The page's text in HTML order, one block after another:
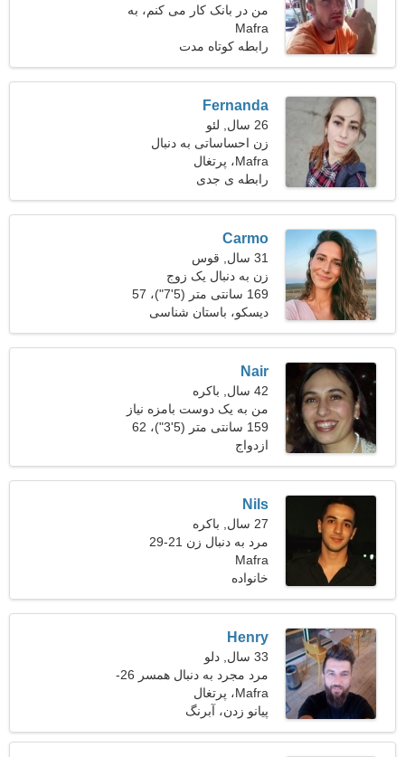
من در بانک کار می کنم، به
یک زن خجالتی نیاز دارم
Mafra
رابطه کوتاه مدت
Fernanda
26 سال, لئو
زن احساساتی به دنبال
شریک زندگی
Mafra، پرتغال
رابطه ی جدی
Carmo
31 سال, قوس
زن به دنبال یک زوج
169 سانتی متر (5'7")، 57
کیلوگرم (125 پوند)
دیسکو، باستان شناسی
Nair
42 سال, باکره
من به یک دوست بامزه نیاز
دارم
159 سانتی متر (5'3")، 62
کیلوگرم (136 پوند)
ازدواج
Nils
27 سال, باکره
مرد به دنبال زن 21-29
Mafra
خانواده
Henry
33 سال, دلو
مرد مجرد به دنبال همسر 26-
31
Mafra، پرتغال
پیانو زدن، آبرنگ